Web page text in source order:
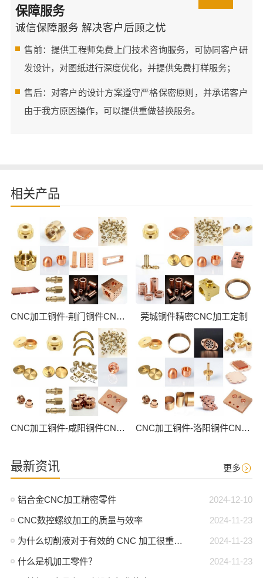
保障服务
诚信保障服务 解决客户后顾之忧
售前：提供工程师免费上门技术咨询服务，可协同客户研
发设计，对图纸进行深度优化，并提供免费打样服务；
售后：对客户的设计方案遵守严格保密原则，并承诺客户
由于我方原因操作，可以提供重做替换服务。
相关产品
CNC加工铜件-荆门铜件CNC批量加工 莞城铜件精密CNC加工定制
CNC加工铜件-咸阳铜件CNC批量加工 CNC加工铜件-洛阳铜件CNC批量加工
最新资讯 更多
2024-12-10
铝合金CNC加工精密零件
2024-11-23
CNC数控螺纹加工的质量与效率
2024-11-23
为什么切削液对于有效的 CNC 加工很重要？
2024-11-23
什么是机加工零件？